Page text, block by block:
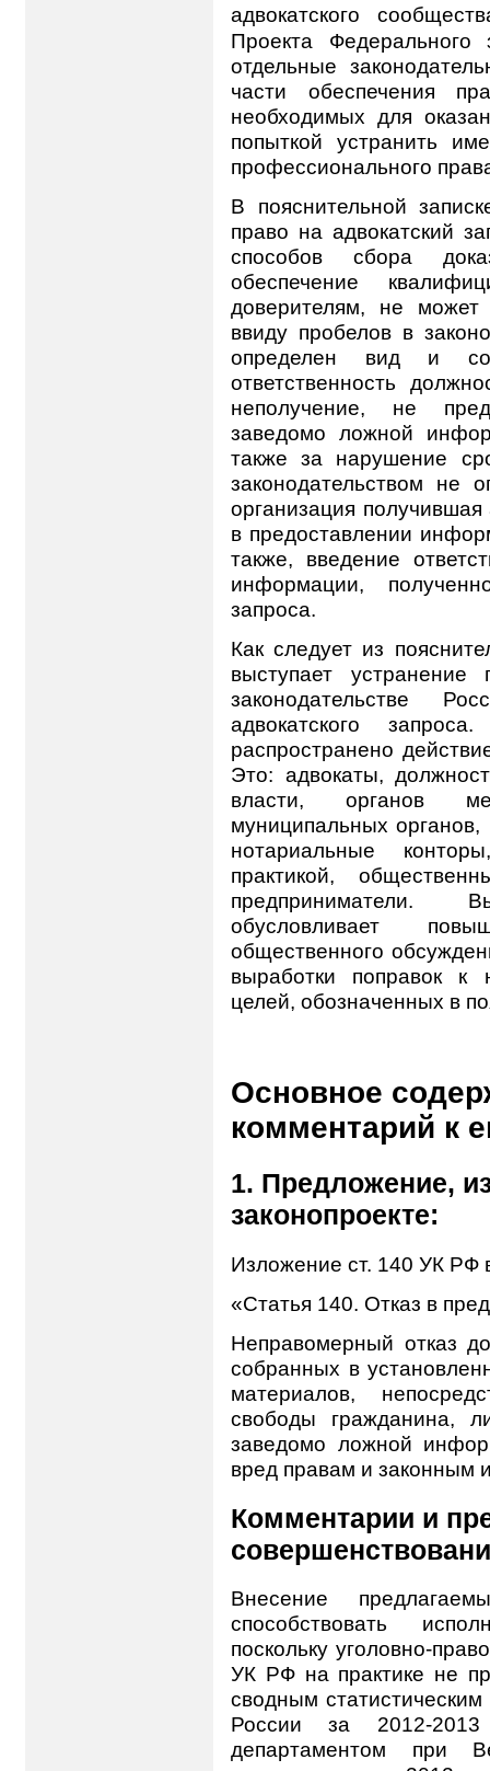
адвокатского
Проекта
отдельные
части обеспечения
необходимых для
попыткой устранить
профессионального
В пояснительной
право на адвокатский
способов сбора
обеспечение
доверителям, не
ввиду пробелов в
определен вид и
ответственность
неполучение, не
заведомо ложной
также за нарушение
законодательством не
организация получившая
в предоставлении
также, введение
информации,
запроса.
Как следует из
выступает
законодательстве
адвокатского
распространено
Это: адвокаты,
власти, органов
муниципальных
нотариальные
практикой,
предприниматели.
обусловливает
общественного
выработки поправок к
целей, обозначенных в
Основное
комментарий к
1. Предложение,
законопроекте:
Изложение ст. 140 УК РФ
«Статья 140. Отказ в
Неправомерный отказ
собранных в
материалов,
свободы гражданина,
заведомо ложной
вред правам и законным
Комментарии и
Внесение
способствовать
поскольку уголовно-
УК РФ на практике не
сводным
России за 2012-
департаментом при